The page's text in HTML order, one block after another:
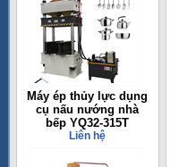
Máy ép thủy lực dụng
cụ nấu nướng nhà
bếp YQ32-315T
Liên hệ